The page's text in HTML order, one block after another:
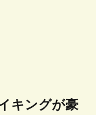
キングが豪